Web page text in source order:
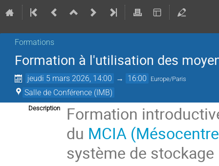
Formations
Formation à l'utilisation des
jeudi 5 mars 2026, 14:00 → 16:00 Europe/Paris
Salle de Conférence (IMB)
Description
Formation
du MCIA
système de stockage